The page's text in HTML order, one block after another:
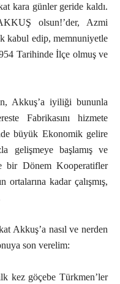
kara günler geride kaldı.
olsun!’der, Azmi
kabul edip, memnuniyetle
Tarihinde İlçe olmuş ve
iyiliği bununla
Fabrikasını hizmete
büyük Ekonomik gelire
gelişmeye başlamış ve
bir Dönem Kooperatifler
ortalarına kadar çalışmış,
Akkuş’a nasıl ve nerden
son verelim:
kez göçebe Türkmen’ler